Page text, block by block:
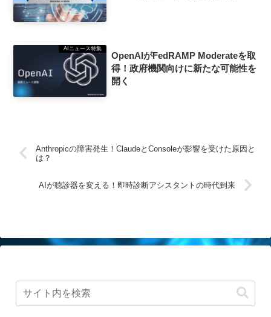
AIニュース特集
OpenAIがFedRAMP Moderateを取
得！政府機関向けに新たな可能性を
開く
Anthropicの障害発生！ClaudeとConsoleが影響を受けた原因と
は？
AIが聴診器を変える！即時診断アシスタントの時代到来